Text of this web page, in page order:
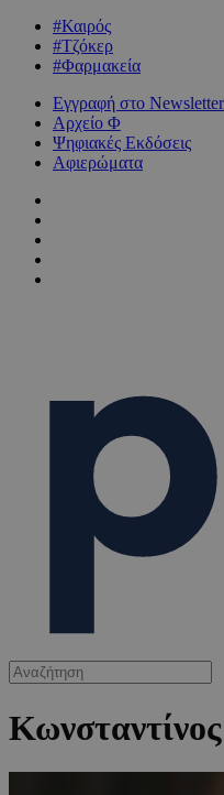
#Καιρός
#Τζόκερ
#Φαρμακεία
Εγγραφή στο Newsletter
Αρχείο Φ
Ψηφιακές Εκδόσεις
Αφιερώματα